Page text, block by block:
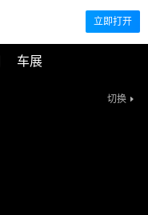
立即打开
车展
切换